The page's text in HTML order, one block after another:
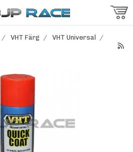
/ VHT Färg / VHT Universal
/